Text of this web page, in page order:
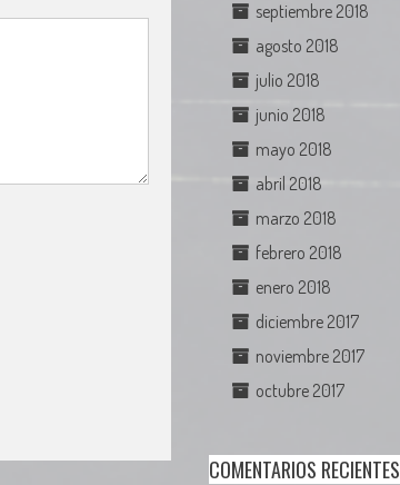
septiembre 2018
agosto 2018
julio 2018
junio 2018
mayo 2018
abril 2018
marzo 2018
febrero 2018
enero 2018
diciembre 2017
noviembre 2017
octubre 2017
COMENTARIOS RECIENTES